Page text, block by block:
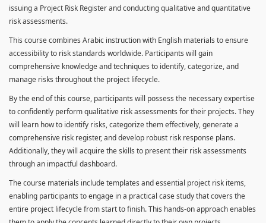
issuing a Project Risk Register and conducting qualitative and quantitative
risk assessments.
This course combines Arabic instruction with English materials to ensure
accessibility to risk standards worldwide. Participants will gain
comprehensive knowledge and techniques to identify, categorize, and
manage risks throughout the project lifecycle.
By the end of this course, participants will possess the necessary expertise
to confidently perform qualitative risk assessments for their projects. They
will learn how to identify risks, categorize them effectively, generate a
comprehensive risk register, and develop robust risk response plans.
Additionally, they will acquire the skills to present their risk assessments
through an impactful dashboard.
The course materials include templates and essential project risk items,
enabling participants to engage in a practical case study that covers the
entire project lifecycle from start to finish. This hands-on approach enables